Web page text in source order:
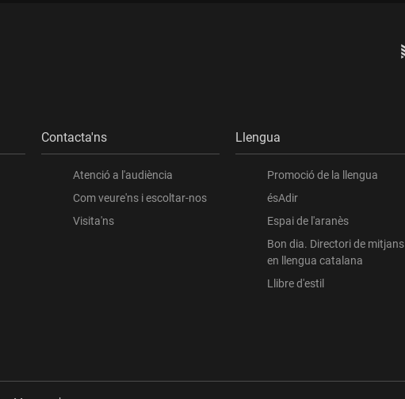
Contacta'ns
Atenció a l'audiència
Com veure'ns i escoltar-nos
Visita'ns
Llengua
Promoció de la llengua
ésAdir
Espai de l'aranès
Bon dia. Directori de mitjans
en llengua catalana
Llibre d'estil